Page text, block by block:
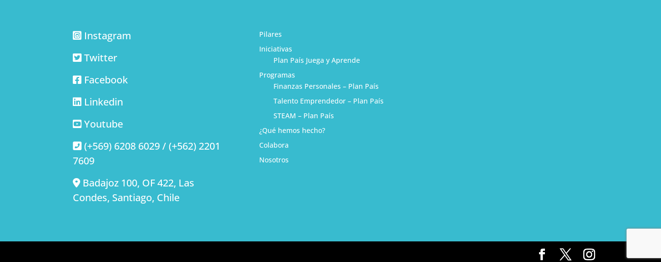
Instagram
Twitter
Facebook
Linkedin
Youtube
(+569) 6208 6029 / (+562) 2201
7609
Badajoz 100, OF 422, Las
Condes, Santiago, Chile
Pilares
Iniciativas
Plan País Juega y Aprende
Programas
Finanzas Personales – Plan País
Talento Emprendedor – Plan País
STEAM – Plan País
¿Qué hemos hecho?
Colabora
Nosotros